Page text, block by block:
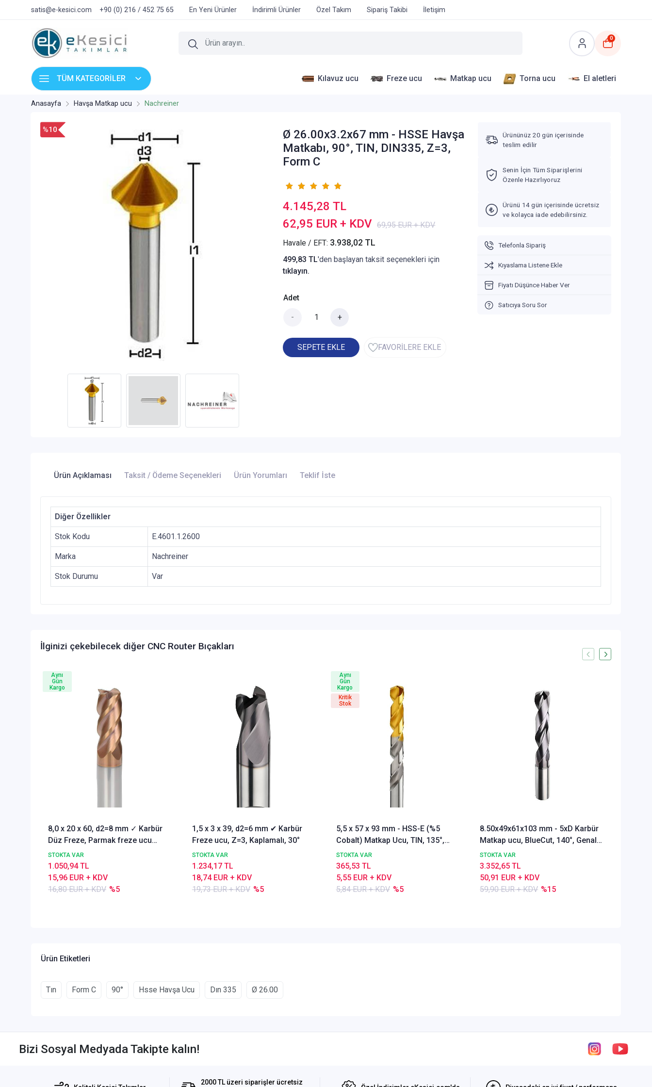
satis@e-kesici.com +90 (0) 216 / 452 75 65 En Yeni Ürünler İndirimli Ürünler Özel Takım Sipariş Takibi İletişim
0
TÜM KATEGORİLER Kılavuz ucu Freze ucu Matkap ucu Torna ucu El aletleri
Anasayfa Havşa Matkap ucu Nachreiner
%10
Ø 26.00x3.2x67 mm - HSSE Havşa
Matkabı, 90°, TIN, DIN335, Z=3,
Form C
4.145,28 TL
62,95 EUR + KDV 69,95 EUR + KDV
Havale / EFT: 3.938,02 TL
499,83 TL'den başlayan taksit seçenekleri için
tıklayın.
Adet
- +
SEPETE EKLE FAVORİLERE EKLE
Ürününüz 20 gün içerisinde
teslim edilir
Senin İçin Tüm Siparişlerini
Özenle Hazırlıyoruz
Ürünü 14 gün içerisinde ücretsiz
ve kolayca iade edebilirsiniz.
Telefonla Sipariş
Kıyaslama Listene Ekle
Fiyatı Düşünce Haber Ver
Satıcıya Soru Sor
Ürün Açıklaması Taksit / Ödeme Seçenekleri Ürün Yorumları Teklif İste
Diğer Özellikler
Stok Kodu E.4601.1.2600
Marka Nachreiner
Stok Durumu Var
İlginizi çekebilecek diğer CNC Router Bıçakları
8,0 x 20 x 60, d2=8 mm ✓ Karbür
Düz Freze, Parmak freze ucu
Z=4,TiSiN Kaplamalı
STOKTA VAR
16,80 EUR + KDV %5
15,96 EUR + KDV
1.050,94 TL
Aynı
Gün
Kargo
1,5 x 3 x 39, d2=6 mm ✔ Karbür
Freze ucu, Z=3, Kaplamalı, 30°
STOKTA VAR
19,73 EUR + KDV %5
18,74 EUR + KDV
1.234,17 TL
5,5 x 57 x 93 mm - HSS-E (%5
Cobalt) Matkap Ucu, TIN, 135°,
DIN338 Delik Delme ucu,
Nachreiner
STOKTA VAR
5,84 EUR + KDV %5
5,55 EUR + KDV
365,53 TL
Aynı
Gün
Kargo
Kritik
Stok
8.50x49x61x103 mm - 5xD Karbür
Matkap ucu, BlueCut, 140°, Genal
amaçlı
STOKTA VAR
59,90 EUR + KDV %15
50,91 EUR + KDV
3.352,65 TL
Ürün Etiketleri
Tın Form C 90° Hsse Havşa Ucu Dın 335 Ø 26.00
Bizi Sosyal Medyada Takipte kalın!
2000 TL üzeri siparişler ücretsiz